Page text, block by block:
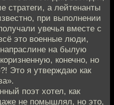
стратеги, а лейтенанты
при выполнении
увечья вместе с
это военные люди,
на былую
конечно, но
Это я утверждаю как
поэт хотел, как
не помышлял, но это,